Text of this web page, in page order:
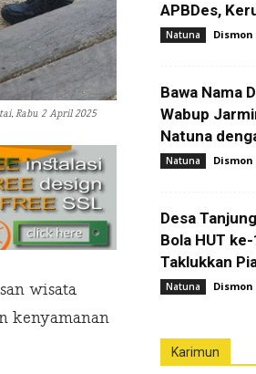
Rabu 2 April 2025
wisata
kenyamanan
APBDes,
Natuna
Bawa Nama
Wabup
Natuna
Natuna
Desa
Bola HUT
Taklukkan
Natuna
Karimun